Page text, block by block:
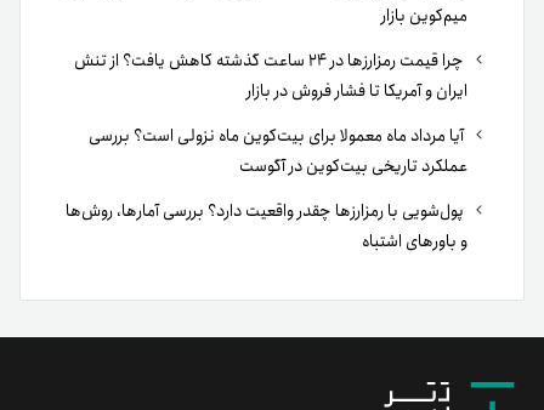
میم‌کوین بازار
چرا قیمت رمزارزها در ۲۴ ساعت گذشته کاهش یافت؟ از تنش
ایران و آمریکا تا فشار فروش در بازار
آیا مرداد ماه معمولا برای بیت‌کوین ماه نزولی است؟ بررسی
عملکرد تاریخی بیت‌کوین در آگوست
پول‌شویی با رمزارزها چقدر واقعیت دارد؟ بررسی آمارها، روش‌ها
و باورهای اشتباه